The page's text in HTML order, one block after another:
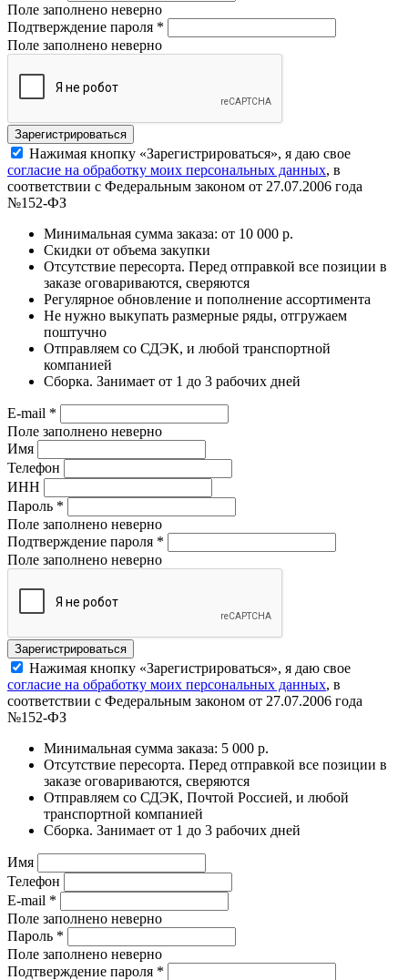
Поле заполнено неверно
Подтверждение пароля *
Поле заполнено неверно
Нажимая кнопку «Зарегистрироваться», я даю свое
согласие на обработку моих персональных данных, в
соответствии с Федеральным законом от 27.07.2006 года
№152-ФЗ
Минимальная сумма заказа: от 10 000 р.
Скидки от объема закупки
Отсутствие пересорта. Перед отправкой все позиции в
заказе оговариваются, сверяются
Регулярное обновление и пополнение ассортимента
Не нужно выкупать размерные ряды, отгружаем
поштучно
Отправляем со СДЭК, и любой транспортной
компанией
Сборка. Занимает от 1 до 3 рабочих дней
E-mail *
Поле заполнено неверно
Имя
Телефон
ИНН
Пароль *
Поле заполнено неверно
Подтверждение пароля *
Поле заполнено неверно
Нажимая кнопку «Зарегистрироваться», я даю свое
согласие на обработку моих персональных данных, в
соответствии с Федеральным законом от 27.07.2006 года
№152-ФЗ
Минимальная сумма заказа: 5 000 р.
Отсутствие пересорта. Перед отправкой все позиции в
заказе оговариваются, сверяются
Отправляем со СДЭК, Почтой Россией, и любой
транспортной компанией
Сборка. Занимает от 1 до 3 рабочих дней
Имя
Телефон
E-mail *
Поле заполнено неверно
Пароль *
Поле заполнено неверно
Подтверждение пароля *